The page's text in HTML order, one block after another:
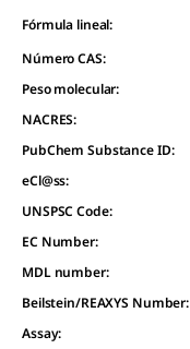
Fórmula lineal:
Número CAS:
Peso molecular:
NACRES:
PubChem Substance ID:
eCl@ss:
UNSPSC Code:
EC Number:
MDL number:
Beilstein/REAXYS Number:
Assay: